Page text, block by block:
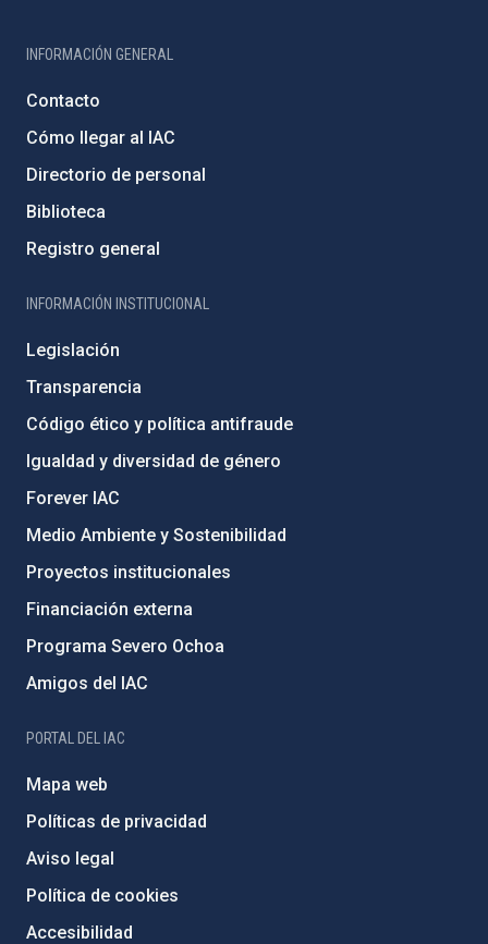
INFORMACIÓN GENERAL
Contacto
Cómo llegar al IAC
Directorio de personal
Biblioteca
Registro general
INFORMACIÓN INSTITUCIONAL
Legislación
Transparencia
Código ético y política antifraude
Igualdad y diversidad de género
Forever IAC
Medio Ambiente y Sostenibilidad
Proyectos institucionales
Financiación externa
Programa Severo Ochoa
Amigos del IAC
PORTAL DEL IAC
Mapa web
Políticas de privacidad
Aviso legal
Política de cookies
Accesibilidad